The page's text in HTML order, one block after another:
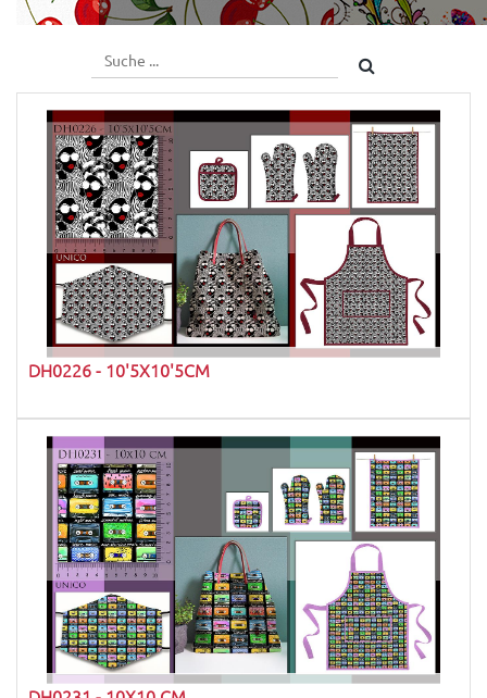
DH0226 - 10'5X10'5CM